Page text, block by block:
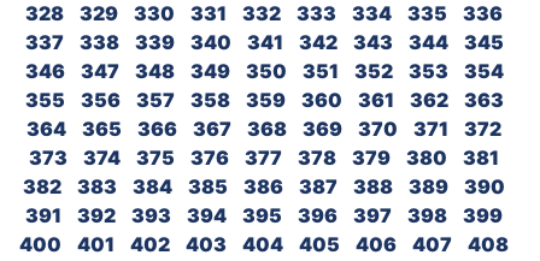
328
329 330 331 332 333 334 335
336
337
338 339 340 341 342 343 344
345
346
347 348 349 350 351 352 353
354
355
356 357 358 359 360 361 362
363
364
365 366 367 368 369 370 371
372
373
374 375 376 377 378 379 380
381
382
383 384 385 386 387 388 389
390
391
392 393 394 395 396 397 398
399
400
401 402 403 404 405 406 407
408